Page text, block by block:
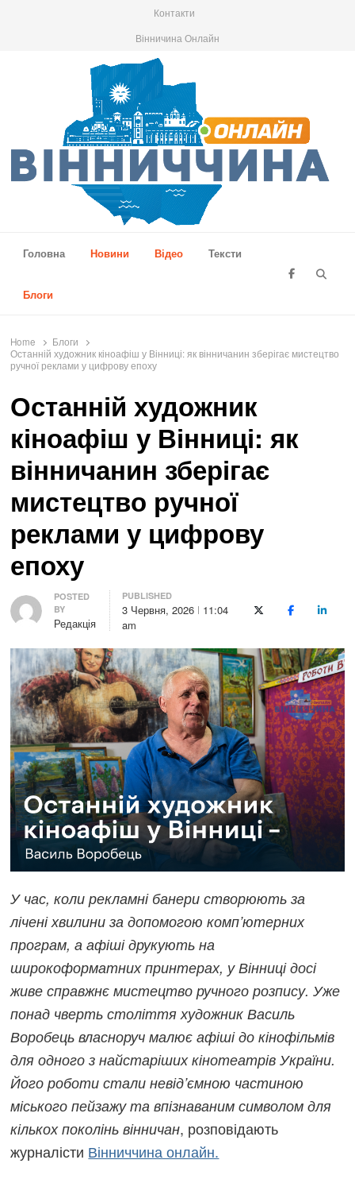
Контакти
Вінничина Онлайн
Головна
Новини Відео Тексти
Блоги
Home
Блоги
Останній художник кіноафіш у Вінниці: як вінничанин зберігає мистецтво
ручної реклами у цифрову епоху
Останній художник
кіноафіш у Вінниці: як
вінничанин зберігає
мистецтво ручної
реклами у цифрову
епоху
Author
POSTED
BY
Редакція
PUBLISHED
3 Червня, 2026
11:04
am
X (Twitter)Facebook
У час, коли рекламні банери створюють за
лічені хвилини за допомогою комп’ютерних
програм, а афіші друкують на
широкоформатних принтерах, у Вінниці досі
живе справжнє мистецтво ручного розпису. Уже
понад чверть століття художник Василь
Воробець власноруч малює афіші до кінофільмів
для одного з найстаріших кінотеатрів України.
Його роботи стали невід’ємною частиною
міського пейзажу та впізнаваним символом для
кількох поколінь вінничан, розповідають
журналісти Вінниччина онлайн.